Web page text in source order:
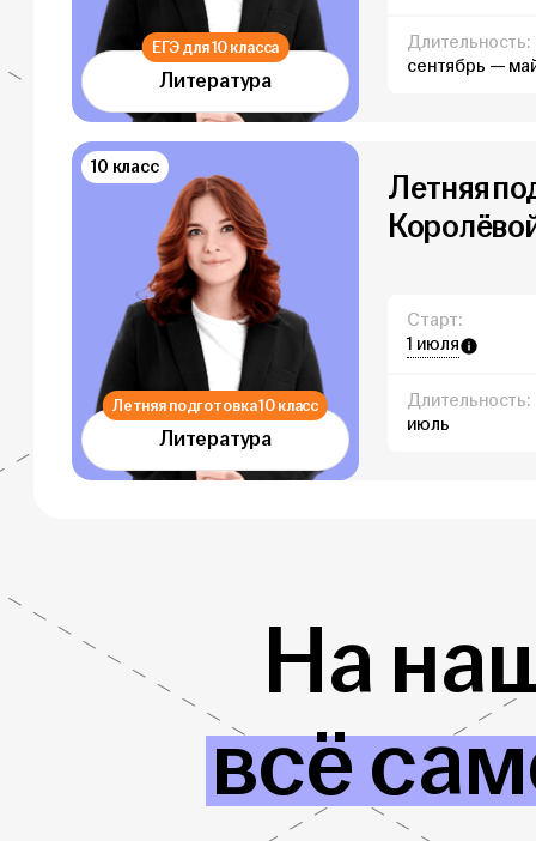
Литература
ЕГЭ для 10 класса
Длительность:
сентябрь —
Литература
Летняя подготовка 10 класс
10 класс
Летняя
Старт:
1 июля
Длительность:
июль
На
всё